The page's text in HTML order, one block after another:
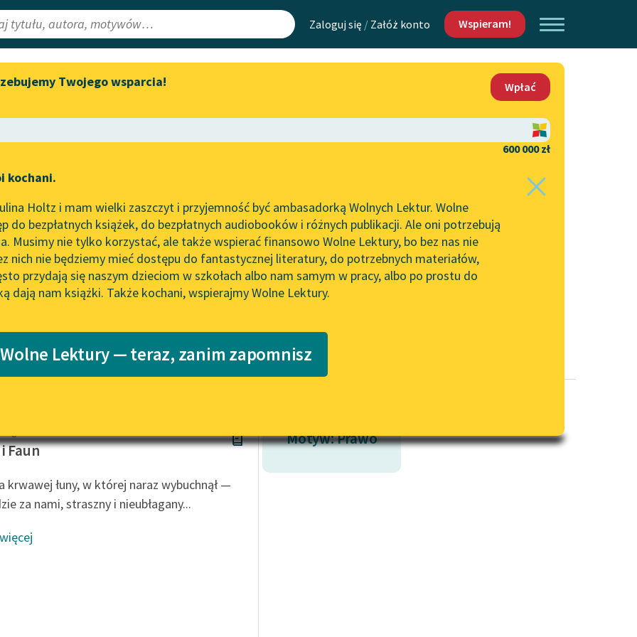
Zaloguj się / Załóż konto Wspieram!
Lektury
redakcyjne
Aktualności
„Prokurator Alicja Horn” do
literatury skandynawskiej
Spotkanie z Katarzyną Tunkiel
w Oslo
102. lata temu zmarł Joseph
Conrad
Lektury szkolne i klasyka
literatury do słuchania dla
E-kolekcja lektur szkolnych i
literatury do słuchania dla
niepełnosprawnościami
Feministyczne inspiracje.
Popularyzacja skandynawskiej
Mapa Wolnych Lektur
Leśmianator
API
OAI-PMH
Widget Wolnych Lektur
Katalog
Katalog w formacie PDF
Kontakt
O projekcie
Zasady wykorzystania
Wolnych Lektur
Logotypy
Materiały promocyjne
wrażliwych
Twojego wsparcia!
Wpłać
600 000 zł
kochani.
Holtz i mam wielki zaszczyt i przyjemność być ambasadorką Wolnych Lektur. Wolne
do bezpłatnych książek, do bezpłatnych audiobooków i różnych publikacji. Ale oni potrzebują
Musimy nie tylko korzystać, ale także wspierać finansowo Wolne Lektury, bo bez nas nie
nich nie będziemy mieć dostępu do fantastycznej literatury, do potrzebnych materiałów,
przydają się naszym dzieciom w szkołach albo nam samym w pracy, albo po prostu do
dają nam książki. Także kochani, wspierajmy Wolne Lektury.
Lektury — teraz, zanim zapomnisz
Antoni Lange✖
Faun
krwawej łuny, w której naraz wybuchnął —
za nami, straszny i nieubłagany...
Motyw: Prawo